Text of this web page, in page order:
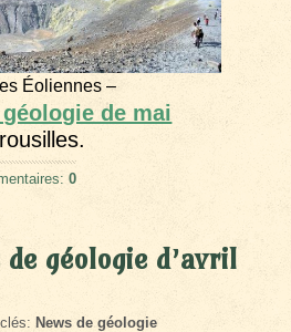
Éoliennes –
de mai
0
de géologie d’avril
clés:News de géologie